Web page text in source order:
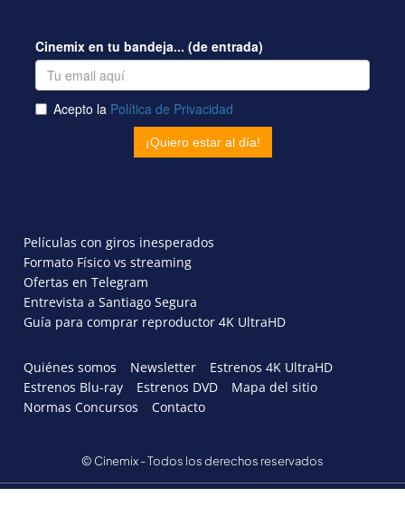
Películas con giros inesperados
Formato Físico vs streaming
Ofertas en Telegram
Entrevista a Santiago Segura
Guía para comprar reproductor 4K UltraHD
Quiénes somos Newsletter
Estrenos 4K UltraHD
Estrenos Blu-ray
Estrenos DVD
Mapa del sitio
Normas Concursos
Contacto
© Cinemix - Todos los derechos reservados